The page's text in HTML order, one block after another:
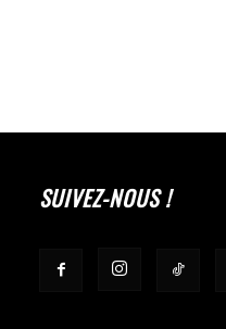
SUIVEZ-NOUS !